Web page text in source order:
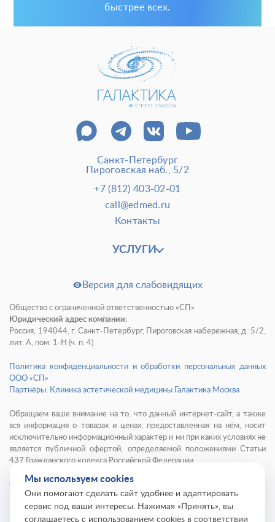
быстрее всех.
Санкт-Петербург
Пироговская наб., 5/2
+7 (812) 403-02-01
call@edmed.ru
Контакты
УСЛУГИ
Версия для слабовидящих
Общество с ограниченной ответственностью «СП»
Юридический адрес компании:
Россия, 194044, г. Санкт-Петербург, Пироговская набережная, д. 5/2,
лит. А, пом. 1-Н (ч. п. 4)
Политика конфиденциальности и обработки персональных данных
ООО «СП»
Партнёры: Клиника эстетической медицины Галактика Москва
Обращаем ваше внимание на то, что данный интернет-сайт, а также
вся информация о товарах и ценах, предоставленная на нём, носит
исключительно информационный характер и ни при каких условиях не
является публичной офертой, определяемой положениями Статьи
437 Гражданского кодекса Российской Федерации.
© 2001- 2026Институт красоты ГАЛАКТИКА
Мы используем cookies
Они помогают сделать сайт удобнее и адаптировать
сервис под ваши интересы. Нажимая «Принять», вы
соглашаетесь с использованием cookies в соответствии